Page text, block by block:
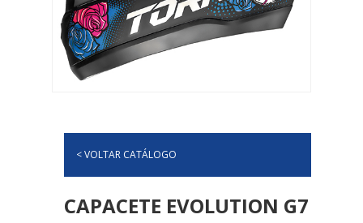
< VOLTAR CATÁLOGO
CAPACETE EVOLUTION G7